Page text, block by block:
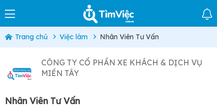
Trang chủ Việc làm Nhân Viên Tư Vấn
CÔNG TY CỔ PHẦN XE KHÁCH & DỊCH VỤ
MIỀN TÂY
Nhân Viên Tư Vấn